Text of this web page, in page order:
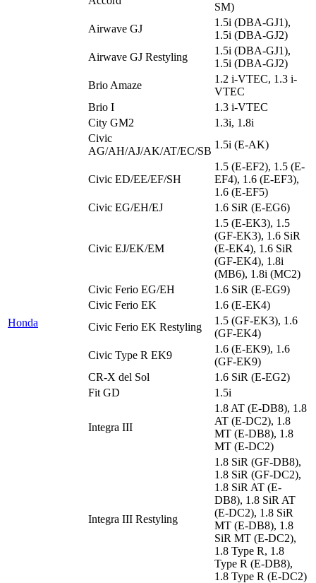
Honda
SM)
Airwave GJ
1.5i (DBA-GJ1),
1.5i (DBA-GJ2)
Airwave GJ Restyling
1.5i (DBA-GJ1),
1.5i (DBA-GJ2)
Brio Amaze
1.2 i-VTEC, 1.3 i-
VTEC
Brio I
1.3 i-VTEC
City GM2
1.3i, 1.8i
Civic
AG/AH/AJ/AK/AT/EC/SB
1.5i (E-AK)
Civic ED/EE/EF/SH
1.5 (E-EF2), 1.5 (E-
EF4), 1.6 (E-EF3),
1.6 (E-EF5)
Civic EG/EH/EJ
1.6 SiR (E-EG6)
Civic EJ/EK/EM
1.5 (E-EK3), 1.5
(GF-EK3), 1.6 SiR
(E-EK4), 1.6 SiR
(GF-EK4), 1.8i
(MB6), 1.8i (MC2)
Civic Ferio EG/EH
1.6 SiR (E-EG9)
Civic Ferio EK
1.6 (E-EK4)
Civic Ferio EK Restyling
1.5 (GF-EK3), 1.6
(GF-EK4)
Civic Type R EK9
1.6 (E-EK9), 1.6
(GF-EK9)
CR-X del Sol
1.6 SiR (E-EG2)
Fit GD
1.5i
Integra III
1.8 AT (E-DB8), 1.8
AT (E-DC2), 1.8
MT (E-DB8), 1.8
MT (E-DC2)
Integra III Restyling
1.8 SiR (GF-DB8),
1.8 SiR (GF-DC2),
1.8 SiR AT (E-
DB8), 1.8 SiR AT
(E-DC2), 1.8 SiR
MT (E-DB8), 1.8
SiR MT (E-DC2),
1.8 Type R, 1.8
Type R (E-DB8),
1.8 Type R (E-DC2)